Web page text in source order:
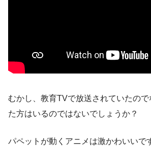
むかし、教育TVで放送されていたの
た方はいるのではないでしょうか？
パペットが動くアニメは激かわいいで